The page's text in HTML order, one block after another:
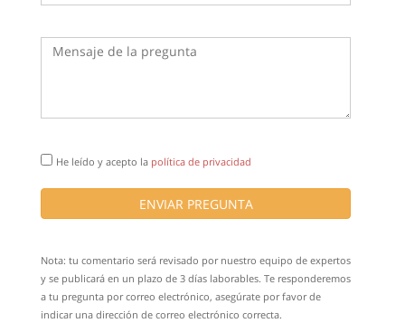
He leído y acepto la política de privacidad
ENVIAR PREGUNTA
Nota: tu comentario será revisado por nuestro equipo de expertos
y se publicará en un plazo de 3 días laborables. Te responderemos
a tu pregunta por correo electrónico, asegúrate por favor de
indicar una dirección de correo electrónico correcta.